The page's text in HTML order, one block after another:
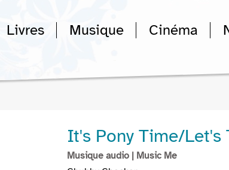
Livres Musique Cinéma
It's Pony Time/Let's
Musique audio | Music Me